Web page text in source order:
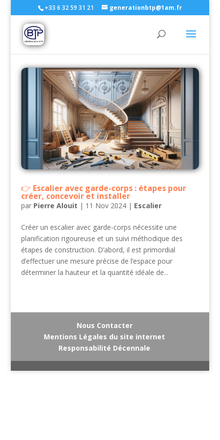
+33 6 32 59 31 21 generationbtp@1am.fr
Escalier avec garde-corps : étapes pour
créer, concevoir et installer
par Pierre Alouit | 11 Nov 2024| Escalier
Créer un escalier avec garde-corps nécessite une
planification rigoureuse et un suivi méthodique des
étapes de construction. D’abord, il est primordial
d’effectuer une mesure précise de l’espace pour
déterminer la hauteur et la quantité idéale de...
Nous Contacter
Mentions Légales du site internet
Responsabilité Décennale